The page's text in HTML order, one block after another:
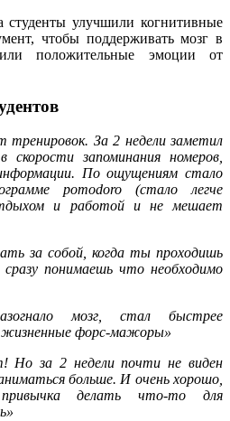
студенты улучшили когнитивные
чтобы поддерживать мозг в
положительные эмоции от
тренировок. За 2 недели заметил
скорости запоминания номеров,
По ощущениям стало
pomodoro (стало легче
и работой и не мешает
за собой, когда ты проходишь
понимаешь что необходимо
мозг, стал быстрее
жизненные форс-мажоры»
Но за 2 недели почти не виден
больше. И очень хорошо,
делать что-то для